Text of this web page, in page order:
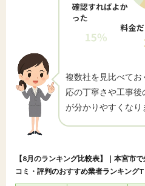
複数社を見比べて
応の丁寧さや工事後
が分かりやすくなり
【8月のランキング比較表】｜本宮市
コミ・評判のおすすめ業者ランキング